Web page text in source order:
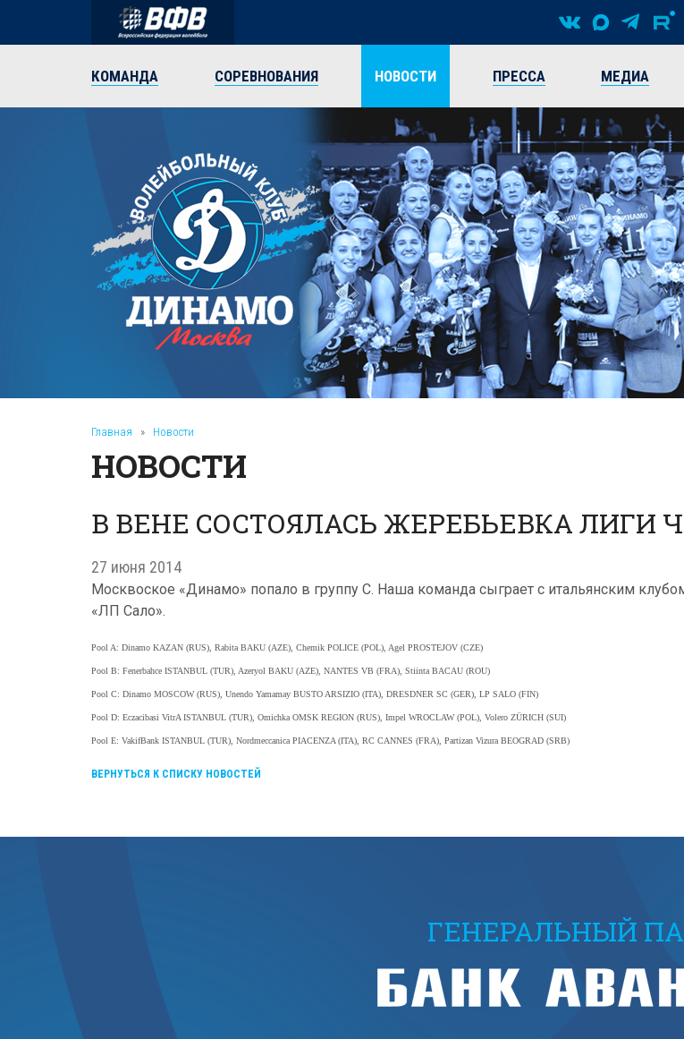
КОМАНДА СОРЕВНОВАНИЯ НОВОСТИ ПРЕССА МЕДИА
Главная » Новости
НОВОСТИ
В ВЕНЕ СОСТОЯЛАСЬ ЖЕРЕБЬЕВКА ЛИГИ
27 июня 2014
Москвоское «Динамо» попало в группу C. Наша команда сыграет с итальянским
«ЛП Сало».
Pool A: Dinamo KAZAN (RUS), Rabita BAKU (AZE), Chemik POLICE (POL), Agel PROSTEJOV (CZE)
Pool B: Fenerbahce ISTANBUL (TUR), Azeryol BAKU (AZE), NANTES VB (FRA), Stiinta BACAU (ROU)
Pool C: Dinamo MOSCOW (RUS), Unendo Yamamay BUSTO ARSIZIO (ITA), DRESDNER SC (GER), LP SALO (FIN)
Pool D: Eczacibasi VitrA ISTANBUL (TUR), Omichka OMSK REGION (RUS), Impel WROCLAW (POL), Volero ZÜRICH (SUI)
Pool E: VakifBank ISTANBUL (TUR), Nordmeccanica PIACENZA (ITA), RC CANNES (FRA), Partizan Vizura BEOGRAD (SRB)
ВЕРНУТЬСЯ К СПИСКУ НОВОСТЕЙ
ГЕНЕРАЛЬНЫЙ